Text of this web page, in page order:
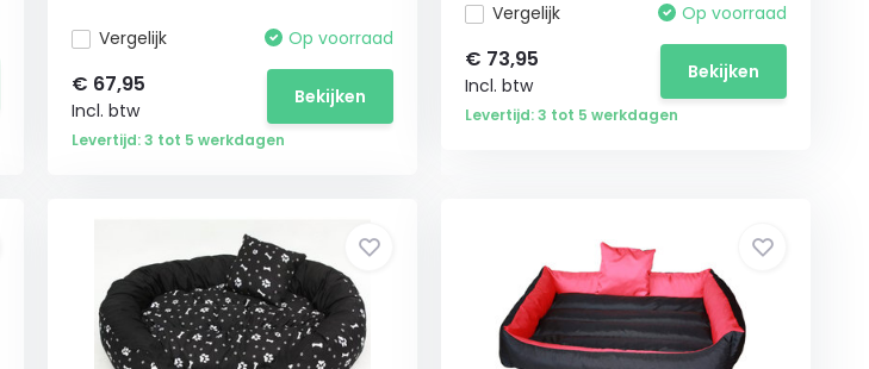
Vergelijk Op voorraad
€ 67,95
Incl. btw
Bekijken
Levertijd: 3 tot 5 werkdagen
Vergelijk Op voorraad
€ 73,95
Incl. btw
Bekijken
Levertijd: 3 tot 5 werkdagen